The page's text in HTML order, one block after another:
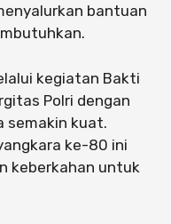
bantuan
kegiatan Bakti
Polri dengan
semakin kuat.
ke-80 ini
keberkahan untuk